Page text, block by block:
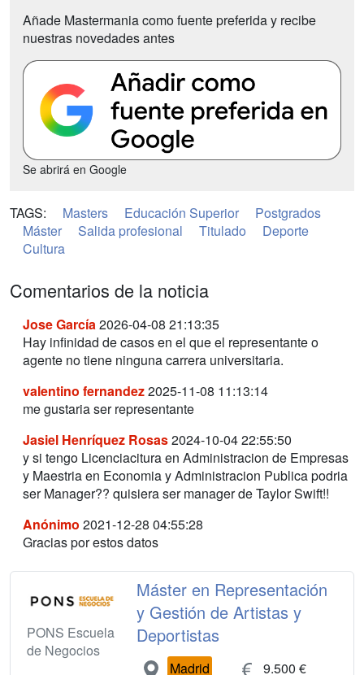
Añade Mastermania como fuente preferida y recibe
nuestras novedades antes
Se abrirá en Google
TAGS: Masters Educación Superior
Postgrados
Máster
Salida profesional Titulado
Deporte
Cultura
Comentarios de la noticia
Jose García2026-04-08 21:13:35
Hay infinidad de casos en el que el representante o
agente no tiene ninguna carrera universitaria.
valentino fernandez2025-11-08 11:13:14
me gustaria ser representante
Jasiel Henríquez Rosas2024-10-04 22:55:50
y si tengo Licenciacitura en Administracion de Empresas
y Maestria en Economia y Administracion Publica podria
ser Manager?? quisiera ser manager de Taylor Swift!!
Anónimo 2021-12-28 04:55:28
Gracias por estos datos
PONS Escuela
de Negocios
Máster en Representación
y Gestión de Artistas y
Deportistas
Madrid 9.500 €